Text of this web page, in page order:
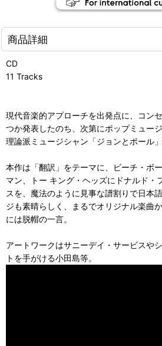
商品詳細
CD
11 Tracks
現代音楽的アプローチを出発点に、コン
つか発表したのち、次第にポップミュー
理論派ミュージシャン「ジョンとポール
本作は「翻訳」をテーマに、ビーチ・ボ
マン、トー キング・ヘッズにドナルド・
スを、魔法のように見事な譜割りで日本
ジも素晴らしく、まるでオリジナル楽曲
には脱帽の一言。
アートワークはサニーデイ・サービスや
トを手がける小田島等。